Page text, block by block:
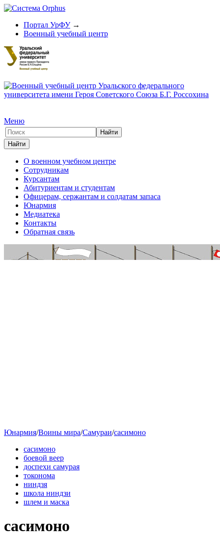
Портал УрФУ→
Военный учебный центр
Меню
О военном учебном центре
Сотрудникам
Курсантам
Абитуриентам и студентам
Офицерам, сержантам и солдатам запаса
Юнармия
Медиатека
Контакты
Обратная связь
Юнармия/Воины мира/Самураи/сасимоно
сасимоно
боевой веер
доспехи самурая
токонома
ниндзя
школа ниндзи
шлем и маска
сасимоно